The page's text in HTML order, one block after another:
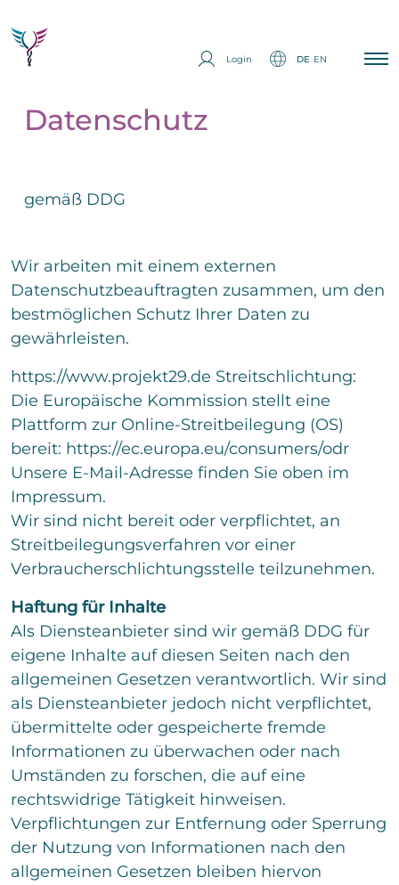
n
e
i
i
e
r
T
e
x
*
E
i
z
e
i
l
g
e
r
T
e
x
E
i
n
z
e
l
i
g
e
r
T
t
E
i
n
e
i
l
i
g
r
T
e
x
t
T
e
l
e
o
n
u
m
m
e
N
o
c
o
n
t
r
y
s
l
e
c
t
e
d
E
-
M
i
l
-
A
d
r
s
s
*
E
n
z
e
i
l
i
g
e
r
e
x
C
h
e
c
k
b
o
x
e
n
Ich akzeptiere die Datenschutzerklärung
und stimme zu, dass meine Angaben und
Daten zur Beantwortung meiner Anfrage
gespeichert werden. Hinweis: Sie können
Ihre Einwilligung jederzeit per E-Mail
widerrufen.*
K
o
m
m
e
n
Wir übernehmen keine Haftung für die
Inhalte auf Change.org
Login DE EN
Startseite
Prävention
Über Uns
Medien
Unser Buch
Kontakt
Mitglieder
Impressum
Datenschutzerklärung
Datenschutz
gemäß DDG
Wir arbeiten mit einem externen
Datenschutzbeauftragten zusammen, um den
bestmöglichen Schutz Ihrer Daten zu
gewährleisten.
https://www.projekt29.de Streitschlichtung:
Die Europäische Kommission stellt eine
Plattform zur Online-Streitbeilegung (OS)
bereit: https://ec.europa.eu/consumers/odr
Unsere E-Mail-Adresse finden Sie oben im
Impressum.
Wir sind nicht bereit oder verpflichtet, an
Streitbeilegungsverfahren vor einer
Verbraucherschlichtungsstelle teilzunehmen.
Haftung für Inhalte
Als Diensteanbieter sind wir gemäß DDG für
eigene Inhalte auf diesen Seiten nach den
allgemeinen Gesetzen verantwortlich. Wir sind
als Diensteanbieter jedoch nicht verpflichtet,
übermittelte oder gespeicherte fremde
Informationen zu überwachen oder nach
Umständen zu forschen, die auf eine
rechtswidrige Tätigkeit hinweisen.
Verpflichtungen zur Entfernung oder Sperrung
der Nutzung von Informationen nach den
allgemeinen Gesetzen bleiben hiervon